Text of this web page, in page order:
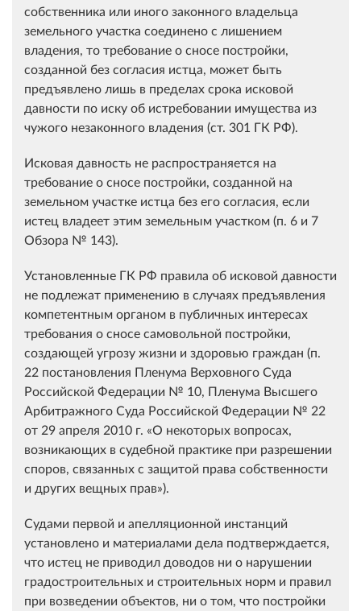
собственника или иного законного владельца
земельного участка соединено с лишением
владения, то требование о сносе постройки,
созданной без согласия истца, может быть
предъявлено лишь в пределах срока исковой
давности по иску об истребовании имущества из
чужого незаконного владения (ст. 301 ГК РФ).
Исковая давность не распространяется на
требование о сносе постройки, созданной на
земельном участке истца без его согласия, если
истец владеет этим земельным участком (п. 6 и 7
Обзора № 143).
Установленные ГК РФ правила об исковой давности
не подлежат применению в случаях предъявления
компетентным органом в публичных интересах
требования о сносе самовольной постройки,
создающей угрозу жизни и здоровью граждан (п.
22 постановления Пленума Верховного Суда
Российской Федерации № 10, Пленума Высшего
Арбитражного Суда Российской Федерации № 22
от 29 апреля 2010 г. «О некоторых вопросах,
возникающих в судебной практике при разрешении
споров, связанных с защитой права собственности
и других вещных прав»).
Судами первой и апелляционной инстанций
установлено и материалами дела подтверждается,
что истец не приводил доводов ни о нарушении
градостроительных и строительных норм и правил
при возведении объектов, ни о том, что постройки